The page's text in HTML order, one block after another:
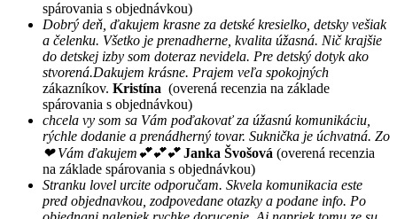
spárovania s objednávkou)
Dobrý deň, ďakujem krasne za detské kresielko, detsky vešiak
a čelenku. Všetko je prenadherne, kvalita úžasná. Nič krajšie
do detskej izby som doteraz nevidela. Pre detský dotyk ako
stvorená.Dakujem krásne. Prajem veľa spokojných
zákazníkov. Kristína (overená recenzia na základe
spárovania s objednávkou)
chcela vy som sa Vám poďakovať za úžasnú komunikáciu,
rýchle dodanie a prenádherný tovar. Suknička je úchvatná. Zo
❤ Vám ďakujem💕💕💕 Janka Švošová (overená recenzia
na základe spárovania s objednávkou)
Stranku lovel urcite odporučam. Skvela komunikacia este
pred objednavkou, zodpovedane otazky a podane info. Po